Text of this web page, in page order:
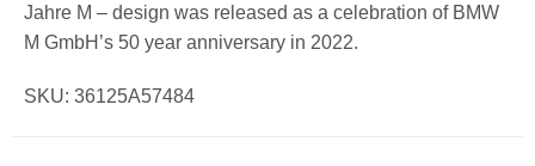
Jahre M – design was released as a celebration of BMW
M GmbH’s 50 year anniversary in 2022.
SKU: 36125A57484